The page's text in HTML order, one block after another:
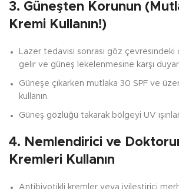
3. Güneşten Korunun
Kremi Kullanın!)
Lazer tedavisi sonrası göz çevresindeki
gelir ve güneş lekelenmesine karşı
Güneşe çıkarken mutlaka 30 SPF ve
kullanın.
Güneş gözlüğü takarak bölgeyi UV
4. Nemlendirici ve
Kremleri Kullanın